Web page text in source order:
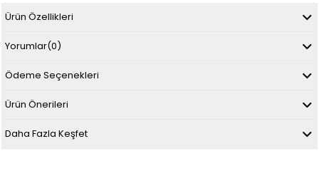
Ürün Özellikleri
Yorumlar(0)
Ödeme Seçenekleri
Ürün Önerileri
Daha Fazla Keşfet